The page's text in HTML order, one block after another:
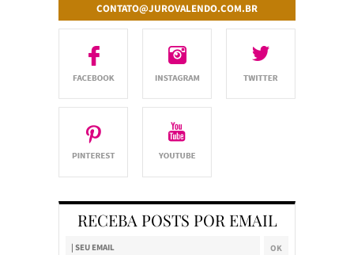
CONTATO@JUROVALENDO.COM.BR
RECEBA POSTS POR EMAIL